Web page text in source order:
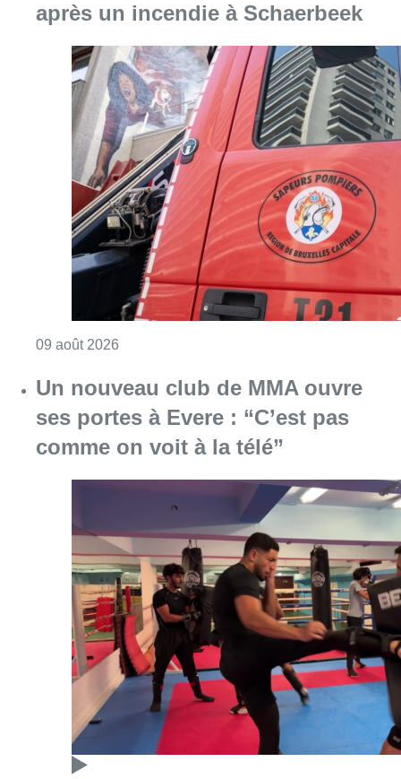
après un incendie à Schaerbeek
09 août 2026
Un nouveau club de MMA ouvre
ses portes à Evere : “C’est pas
comme on voit à la télé”